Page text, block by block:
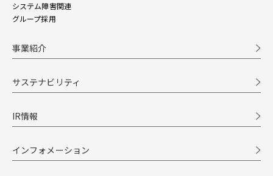
システム障害関連
グループ採用
事業紹介
サステナビリティ
IR情報
インフォメーション